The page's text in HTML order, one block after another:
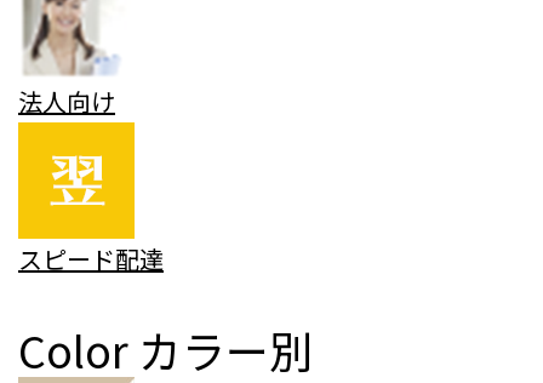
法人向け
スピード配達
Color カラー別